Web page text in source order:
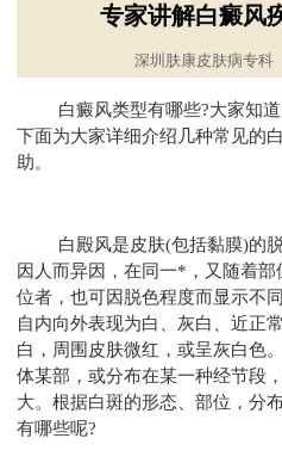
专家讲解白癜风
深圳肤康皮肤病专科
白癜风类型有哪些?大家知
下面为大家详细介绍几种常见的
助。
白殿风是皮肤(包括黏膜)的
因人而异因，在同一*，又随着
位者，也可因脱色程度而显示不
自内向外表现为白、灰白、近正
白，周围皮肤微红，或呈灰白色
体某部，或分布在某一种经节段
大。根据白斑的形态、部位，分
有哪些呢?